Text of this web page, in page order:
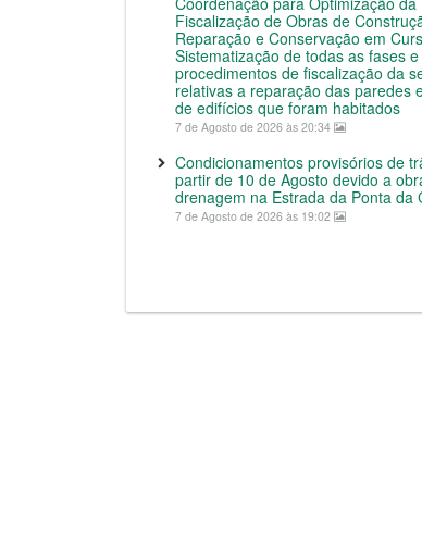
Fiscalização de Obras de
Reparação e Conservação em
Sistematização de todas as fases e
procedimentos de fiscalização da
relativas a reparação das paredes
de edifícios que foram habitados
7 de Agosto de 2026 às 20:34
Condicionamentos provisórios de
partir de 10 de Agosto devido a
drenagem na Estrada da Ponta da
7 de Agosto de 2026 às 19:02